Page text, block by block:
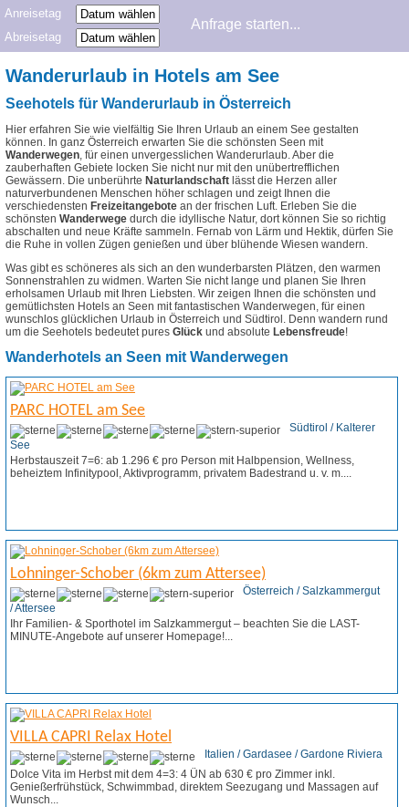
Anreisetag
Abreisetag
Wanderurlaub in Hotels am See
Seehotels für Wanderurlaub in Österreich
Hier erfahren Sie wie vielfältig Sie Ihren Urlaub an einem See gestalten
können. In ganz Österreich erwarten Sie die schönsten Seen mit
Wanderwegen, für einen unvergesslichen Wanderurlaub. Aber die
zauberhaften Gebiete locken Sie nicht nur mit den unübertrefflichen
Gewässern. Die unberührte Naturlandschaft lässt die Herzen aller
naturverbundenen Menschen höher schlagen und zeigt Ihnen die
verschiedensten Freizeitangebote an der frischen Luft. Erleben Sie die
schönsten Wanderwege durch die idyllische Natur, dort können Sie so richtig
abschalten und neue Kräfte sammeln. Fernab von Lärm und Hektik, dürfen Sie
die Ruhe in vollen Zügen genießen und über blühende Wiesen wandern.
Was gibt es schöneres als sich an den wunderbarsten Plätzen, den warmen
Sonnenstrahlen zu widmen. Warten Sie nicht lange und planen Sie Ihren
erholsamen Urlaub mit Ihren Liebsten. Wir zeigen Ihnen die schönsten und
gemütlichsten Hotels an Seen mit fantastischen Wanderwegen, für einen
wunschlos glücklichen Urlaub in Österreich und Südtirol. Denn wandern rund
um die Seehotels bedeutet pures Glück und absolute Lebensfreude!
Wanderhotels an Seen mit Wanderwegen
PARC HOTEL am See
Südtirol / Kalterer
See
Herbstauszeit 7=6: ab 1.296 € pro Person mit Halbpension, Wellness,
beheiztem Infinitypool, Aktivprogramm, privatem Badestrand u. v. m....
Lohninger-Schober (6km zum Attersee)
Österreich / Salzkammergut
/ Attersee
Ihr Familien- & Sporthotel im Salzkammergut – beachten Sie die LAST-
MINUTE-Angebote auf unserer Homepage!...
VILLA CAPRI Relax Hotel
Italien / Gardasee / Gardone Riviera
Dolce Vita im Herbst mit dem 4=3: 4 ÜN ab 630 € pro Zimmer inkl.
Genießerfrühstück, Schwimmbad, direktem Seezugang und Massagen auf
Wunsch...